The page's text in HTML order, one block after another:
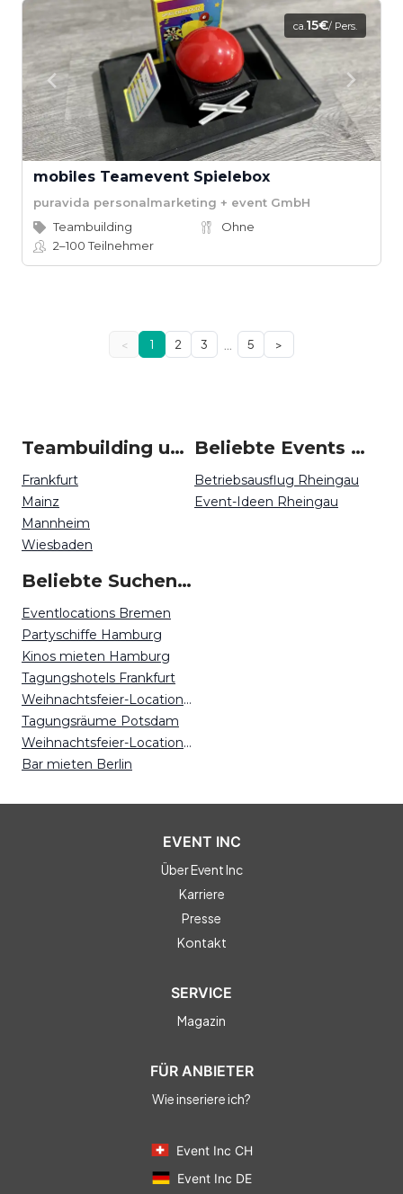
ca.15€/ Pers.
mobiles Teamevent Spielebox
puravida personalmarketing + event GmbH
Teambuilding
Ohne
2–100Teilnehmer
< 1 2 3 … 5 >
Teambuilding um Rheingau
Frankfurt
Mainz
Mannheim
Wiesbaden
Beliebte Events in Rheingau
Betriebsausflug Rheingau
Event-Ideen Rheingau
Beliebte Suchen auf Event Inc
Eventlocations Bremen
Partyschiffe Hamburg
Kinos mieten Hamburg
Tagungshotels Frankfurt
Weihnachtsfeier-Locations Bremen
Tagungsräume Potsdam
Weihnachtsfeier-Locations Osnabrück
Bar mieten Berlin
EVENT INC
Über Event Inc
Karriere
Presse
Kontakt
SERVICE
Magazin
FÜR ANBIETER
Wie inseriere ich?
Event Inc CH
Event Inc DE